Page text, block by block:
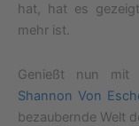
hat, hat es
mehr ist.
Genießt nun mit
Shannon Von
bezaubernde Welt